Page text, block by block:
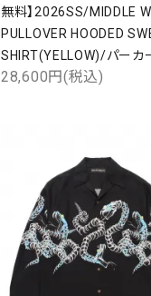
無料】2026SS/MIDDLE
PULLOVER HOODED
SHIRT(YELLOW)/パーカ
28,600円(税込)